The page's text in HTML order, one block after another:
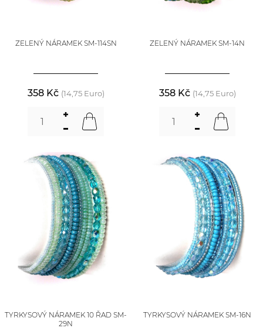
ZELENÝ NÁRAMEK SM-114SN
358 Kč (14,75 Euro)
ZELENÝ NÁRAMEK SM-14N
358 Kč (14,75 Euro)
TYRKYSOVÝ NÁRAMEK 10 ŘAD SM-
29N
TYRKYSOVÝ NÁRAMEK SM-16N